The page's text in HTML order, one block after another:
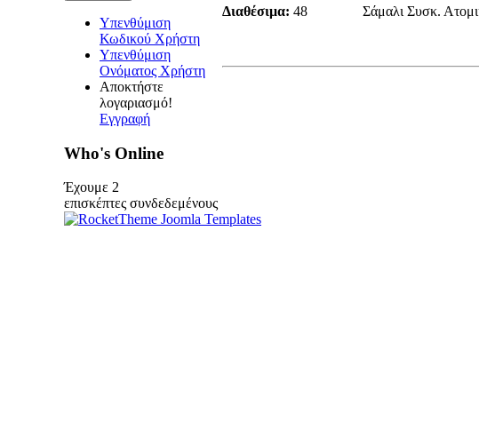
Υπενθύμιση
Κωδικού Χρήστη
Υπενθύμιση
Ονόματος Χρήστη
Αποκτήστε
λογαριασμό!
Εγγραφή
Who's Online
Έχουμε 2
επισκέπτες συνδεδεμένους
Διαθέσιμα: 48 Σάμαλι Συσκ.